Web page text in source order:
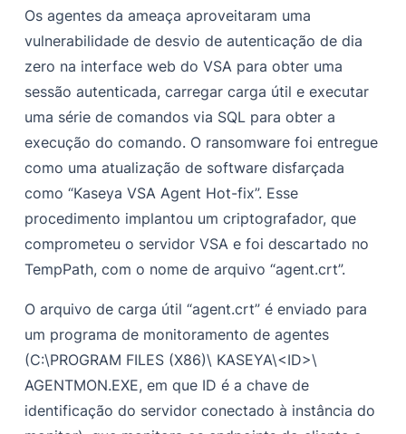
Os agentes da ameaça aproveitaram uma
vulnerabilidade de desvio de autenticação de dia
zero na interface web do VSA para obter uma
sessão autenticada, carregar carga útil e executar
uma série de comandos via SQL para obter a
execução do comando. O ransomware foi entregue
como uma atualização de software disfarçada
como “Kaseya VSA Agent Hot-fix”. Esse
procedimento implantou um criptografador, que
comprometeu o servidor VSA e foi descartado no
TempPath, com o nome de arquivo “agent.crt”.
O arquivo de carga útil “agent.crt” é enviado para
um programa de monitoramento de agentes
(C:\PROGRAM FILES (X86)\ KASEYA\<ID>\
AGENTMON.EXE, em que ID é a chave de
identificação do servidor conectado à instância do